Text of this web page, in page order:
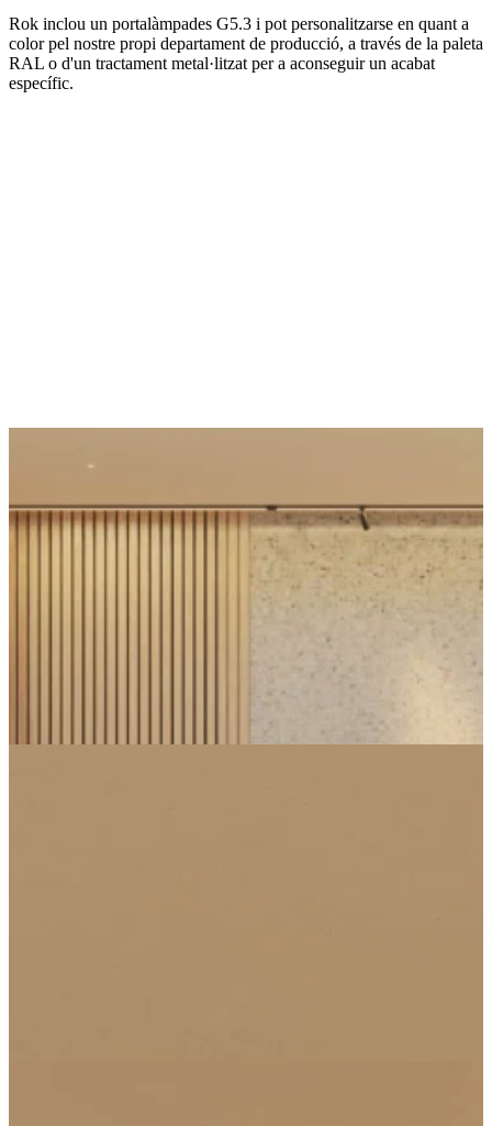
Rok inclou un portalàmpades G5.3 i pot personalitzarse en quant a
color pel nostre propi departament de producció, a través de la paleta
RAL o d'un tractament metal·litzat per a aconseguir un acabat
específic.